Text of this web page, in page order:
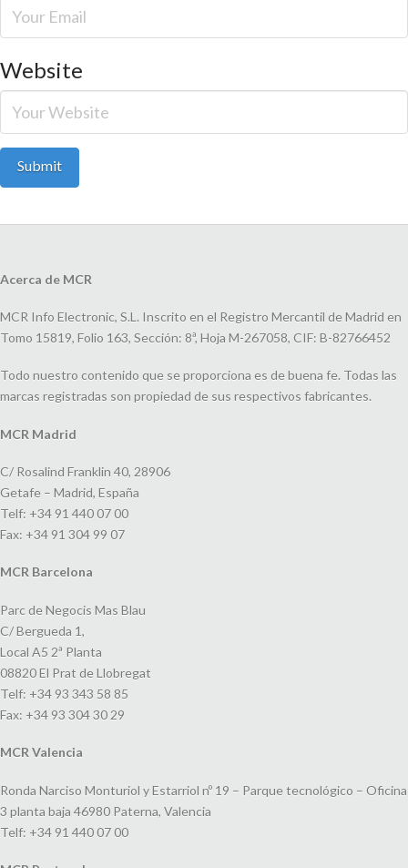
Website
Acerca de MCR
MCR Info Electronic, S.L. Inscrito en el Registro Mercantil de Madrid en
Tomo 15819, Folio 163, Sección: 8ª, Hoja M-267058, CIF: B-82766452
Todo nuestro contenido que se proporciona es de buena fe. Todas las
marcas registradas son propiedad de sus respectivos fabricantes.
MCR Madrid
C/ Rosalind Franklin 40, 28906
Getafe – Madrid, España
Telf: +34 91 440 07 00
Fax: +34 91 304 99 07
MCR Barcelona
Parc de Negocis Mas Blau
C/ Bergueda 1,
Local A5 2ª Planta
08820 El Prat de Llobregat
Telf: +34 93 343 58 85
Fax: +34 93 304 30 29
MCR Valencia
Ronda Narciso Monturiol y Estarriol nº 19 – Parque tecnológico – Oficina
3 planta baja 46980 Paterna, Valencia
Telf: +34 91 440 07 00